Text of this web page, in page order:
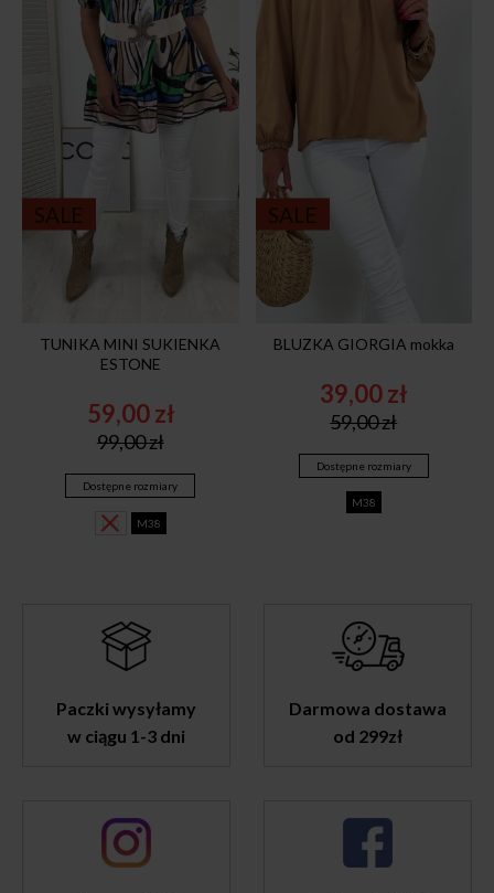
SALE
TUNIKA MINI SUKIENKA
ESTONE
99,00zł
Original
price
was:
99,00 zł.
59,00zł
Current
price
is:
59,00 zł.
Dostępne rozmiary
L40 M38
SALE
BLUZKA GIORGIA mokka
59,00zł
Original
price
was:
59,00 zł.
39,00zł
Current
price
is:
39,00 zł.
Dostępne rozmiary
M38
Paczki wysyłamy
w ciągu 1-3 dni
Darmowa dostawa
od 299zł